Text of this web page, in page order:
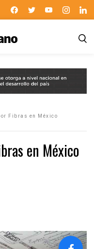
Fibras en México
en México